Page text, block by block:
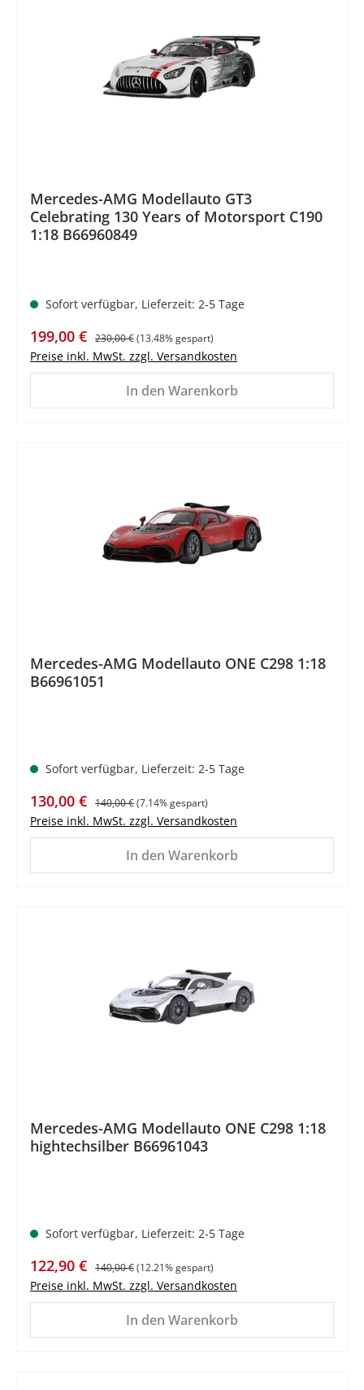
Mercedes-AMG Modellauto GT3
Celebrating 130 Years of Motorsport C190
1:18 B66960849
Sofort verfügbar, Lieferzeit: 2-5 Tage
Verkaufspreis:
199,00 € Regulärer Preis:
230,00 €(13.48% gespart)
Preise inkl. MwSt. zzgl. Versandkosten
In den Warenkorb
Mercedes-AMG Modellauto ONE C298 1:18
B66961051
Sofort verfügbar, Lieferzeit: 2-5 Tage
Verkaufspreis:
130,00 € Regulärer Preis:
140,00 €(7.14% gespart)
Preise inkl. MwSt. zzgl. Versandkosten
In den Warenkorb
Mercedes-AMG Modellauto ONE C298 1:18
hightechsilber B66961043
Sofort verfügbar, Lieferzeit: 2-5 Tage
Verkaufspreis:
122,90 € Regulärer Preis:
140,00 €(12.21% gespart)
Preise inkl. MwSt. zzgl. Versandkosten
In den Warenkorb